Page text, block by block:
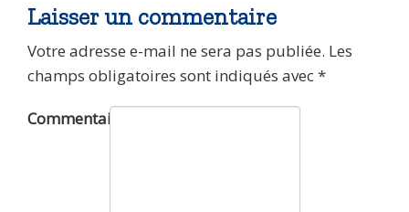
Laisser un commentaire
Votre adresse e-mail ne sera pas publiée. Les
champs obligatoires sont indiqués avec*
Commentaire